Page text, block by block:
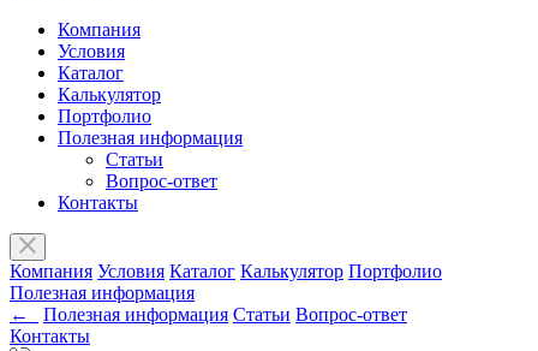
Компания
Условия
Каталог
Калькулятор
Портфолио
Полезная информация
Статьи
Вопрос-ответ
Контакты
Компания Условия Каталог Калькулятор Портфолио
Полезная информация
←
Полезная информация Статьи Вопрос-ответ
Контакты